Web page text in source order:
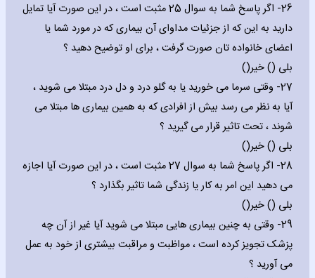
26- اگر پاسخ شما به سوال 25 مثبت است ، در این صورت آیا تمایل
دارید به این که از جزئیات مداوای آن بیماری که در مورد شما یا
اعضای خانواده تان صورت گرفت ، برای او توضیح دهید ؟
بلی () خیر()
27- وقتی سرما می خورید یا به گلو درد و دل درد مبتلا می شوید ،
آیا به نظر می رسد بیش از افرادی که به همین بیماری ها مبتلا می
شوند ، تحت تاثیر قرار می گیرید ؟
بلی () خیر()
28- اگر پاسخ شما به سوال 27 مثبت است ، در این صورت آیا اجازه
می دهید این امر به کار یا زندگی شما تاثیر بگذارد ؟
بلی () خیر()
29- وقتی به چنین بیماری هایی مبتلا می شوید آیا غیر از آن چه
پزشک تجویز کرده است ، مواظبت و مراقبت بیشتری از خود به عمل
می آورید ؟